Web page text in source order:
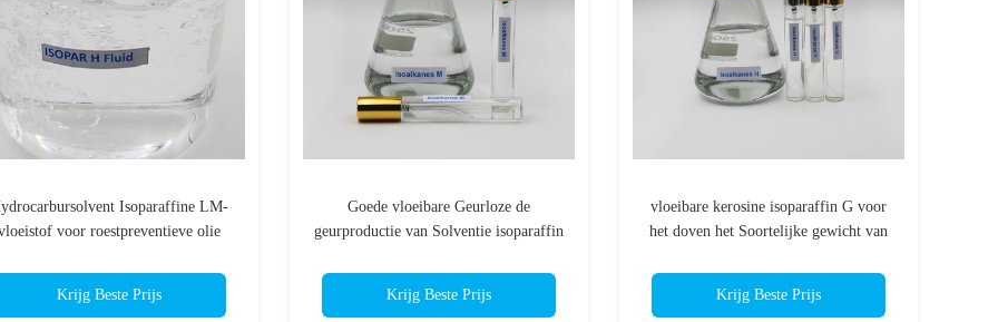
Isoparaffine LM-
voor roestpreventieve olie
Krijg Beste Prijs
Goede vloeibare Geurloze de
geurproductie van Solventie isoparaffin
Krijg Beste Prijs
vloeibare kerosine isoparaffin G voor
het doven het Soortelijke gewicht van
Krijg Beste Prijs